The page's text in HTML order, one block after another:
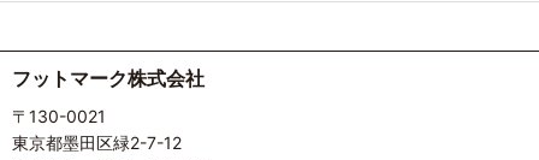
フットマーク株式会社
〒130-0021
東京都墨田区緑2-7-12